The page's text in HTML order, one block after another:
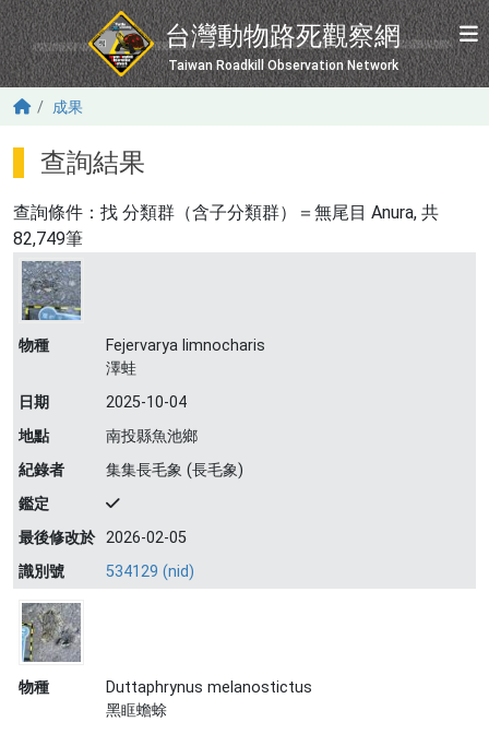
移至主內容
台灣動物路死觀察網
Taiwan Roadkill Observation Network
成果
查詢結果
查詢條件：找 分類群（含子分類群）＝無尾目 Anura, 共
82,749筆
物種
Fejervarya limnocharis
澤蛙
日期
2025-10-04
地點
南投縣魚池鄉
紀錄者
集集長毛象 (長毛象)
鑑定
最後修改於 2026-02-05
識別號
534129 (nid)
物種
Duttaphrynus melanostictus
黑眶蟾蜍